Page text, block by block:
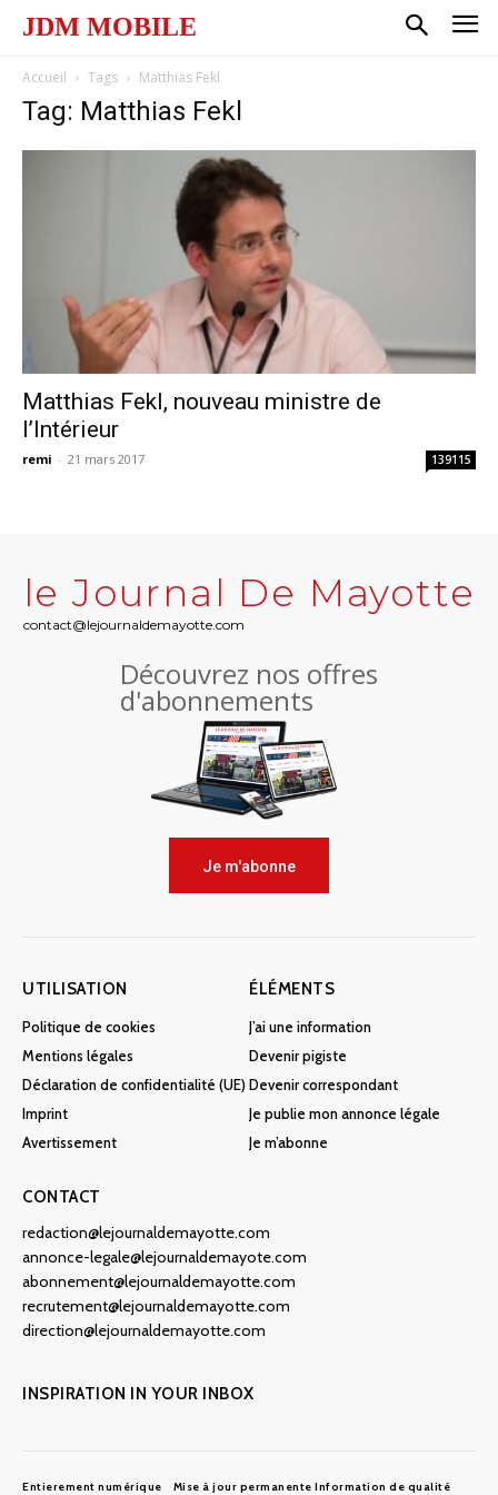
JDM MOBILE
Accueil Tags Matthias Fekl
Tag: Matthias Fekl
Matthias Fekl, nouveau ministre de
l’Intérieur
remi - 21 mars 2017 139115
le Journal De Mayotte
contact@lejournaldemayotte.com
Découvrez nos offres
d'abonnements
Je m'abonne
UTILISATION
Politique de cookies
Mentions légales
Déclaration de confidentialité (UE)
Imprint
Avertissement
ÉLÉMENTS
J’ai une information
Devenir pigiste
Devenir correspondant
Je publie mon annonce légale
Je m’abonne
CONTACT
redaction@lejournaldemayotte.com
annonce-legale@lejournaldemayote.com
abonnement@lejournaldemayotte.com
recrutement@lejournaldemayotte.com
direction@lejournaldemayotte.com
INSPIRATION IN YOUR INBOX
Entierement numérique Mise à jour permanente Information de qualité